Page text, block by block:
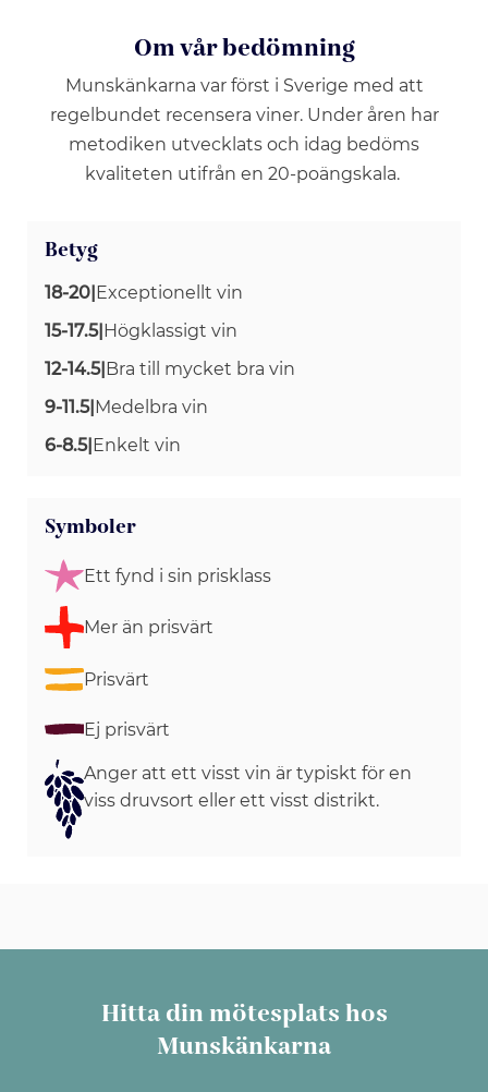
Om vår bedömning
Munskänkarna var först i Sverige med att
regelbundet recensera viner. Under åren har
metodiken utvecklats och idag bedöms
kvaliteten utifrån en 20-poängskala.
Betyg
18-20 Exceptionellt vin
15-17.5| Högklassigt vin
12-14.5| Bra till mycket bra vin
9-11.5| Medelbra vin
6-8.5| Enkelt vin
Symboler
Ett fynd i sin prisklass
Mer än prisvärt
Prisvärt
Ej prisvärt
Anger att ett visst vin är typiskt för en
viss druvsort eller ett visst distrikt.
Hitta din mötesplats hos
Munskänkarna